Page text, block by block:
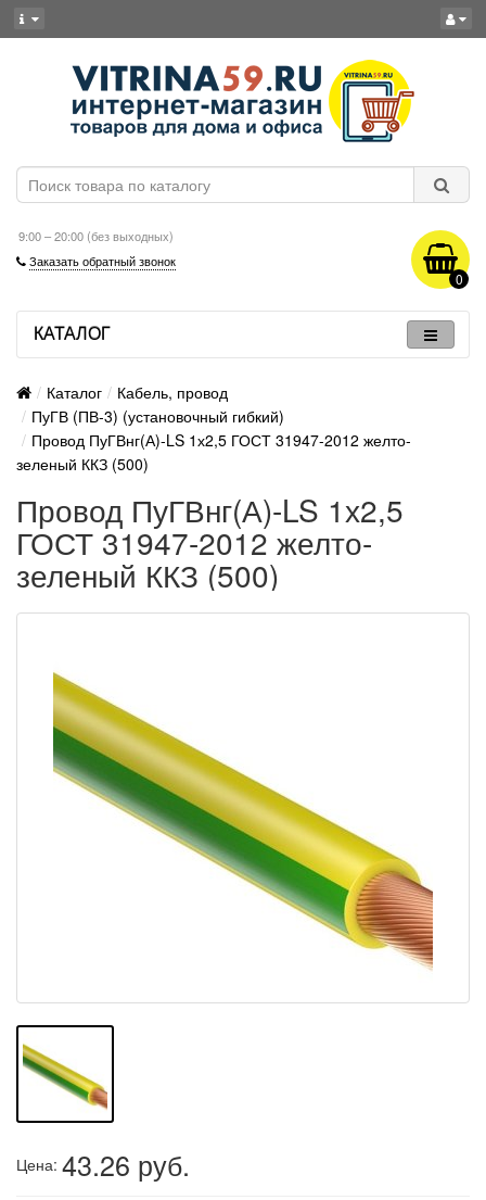
9:00 – 20:00 (без выходных)
Заказать обратный звонок
0
КАТАЛОГ
Каталог
Кабель, провод
ПуГВ (ПВ-3) (установочный гибкий)
Провод ПуГВнг(А)-LS 1х2,5 ГОСТ 31947-2012 желто-
зеленый ККЗ (500)
Провод ПуГВнг(А)-LS 1х2,5
ГОСТ 31947-2012 желто-
зеленый ККЗ (500)
Цена: 43.26 руб.